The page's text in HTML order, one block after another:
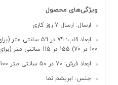
ویژگی‌های محصول
ارسال: ارسال 7 روز کاری
100 در 70) 155 در 115 سانتی متر (برای سایز 140 در 100)
ابعاد فرش: 70 در 50 سانتی متر 100 در 70 سانتی متر 140 در 100 سانتی متر
جنس: ابریشم نما